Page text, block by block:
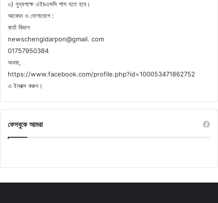
৩) নুন্যপক্ষে এইচএসসি পাস হতে হবে।
আবেদন ও যোগাযোগ :
বার্তা বিভাগ
newschengidarpon@gmail. com
01757950384
অথবা,
https://www.facebook.com/profile.php?id=100053471862752
এ ইনবক্স করুন।
ফেসবুকে আমরা